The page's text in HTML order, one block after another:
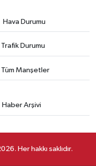
Hava Durumu
Trafik Durumu
Tüm Manşetler
Haber Arşivi
Her hakkı saklıdır.